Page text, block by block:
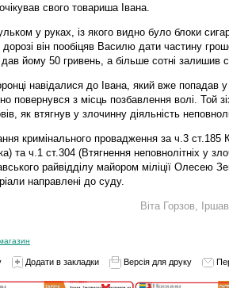
свого товариша Івана.
у руках, із якого видно було блоки
він пообіцяв Василю дати частину
дав йому 50 гривень, а більше сотні залишив
навідалися до Івана, який вже попадав
повернувся з місць позбавлення волі. Той
як втягнув у злочинну діяльність
кримінального провадження за ч.3 ст.185
та ч.1 ст.304 (Втягнення неповнолітніх у
райвідділу майором міліції Олесею
направлені до суду.
Віта Горзов,
Додати в закладки Версія для друку